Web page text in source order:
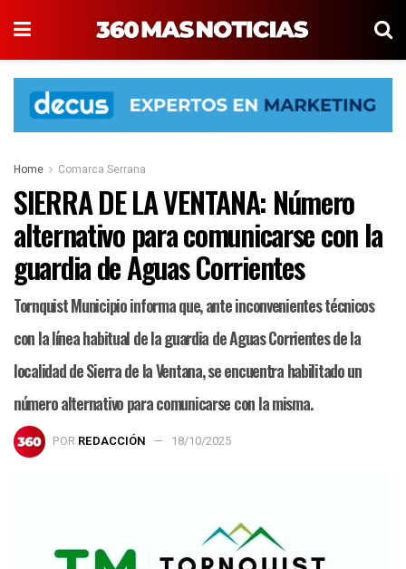
Home Comarca Serrana
SIERRA DE LA VENTANA: Número
alternativo para comunicarse con la
guardia de Aguas Corrientes
Tornquist Municipio informa que, ante inconvenientes técnicos
con la línea habitual de la guardia de Aguas Corrientes de la
localidad de Sierra de la Ventana, se encuentra habilitado un
número alternativo para comunicarse con la misma.
POR REDACCIÓN 18/10/2025